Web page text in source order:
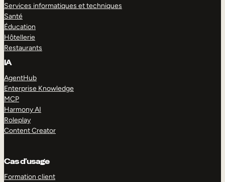
Services informatiques et techniques
Santé
Éducation
Hôtellerie
Restaurants
IA
AgentHub
Enterprise Knowledge
MCP
Harmony AI
Roleplay
Content Creator
Cas d’usage
Formation client